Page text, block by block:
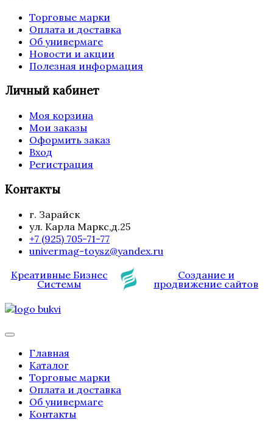
Торговые марки
Оплата и доставка
Об универмаге
Новости и акции
Полезная информация
Личный кабинет
Моя корзина
Мои заказы
Оформить заказ
Вход
Регистрация
Контакты
г. Зарайск
ул. Карла Маркс,д.25
+7 (925) 705-71-77
univermag-toysz@yandex.ru
Креативные Бизнес
Системы
Создание и
продвижение сайтов
Главная
Каталог
Торговые марки
Оплата и доставка
Об универмаге
Контакты